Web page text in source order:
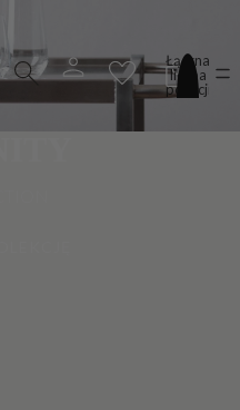
Łączna
liczba
pozycji
w